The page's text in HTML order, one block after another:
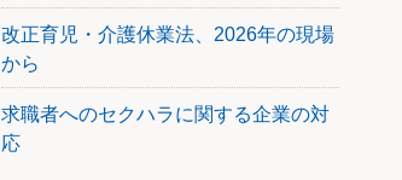
改正育児・介護休業法、2026年の現場
から
求職者へのセクハラに関する企業の対
応